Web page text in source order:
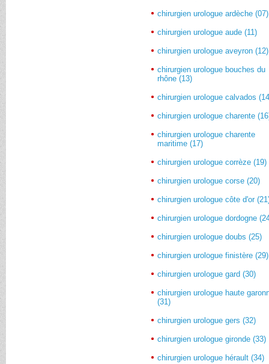
chirurgien urologue ardèche (07)
chirurgien urologue aude (11)
chirurgien urologue aveyron (12)
chirurgien urologue bouches du
rhône (13)
chirurgien urologue calvados
chirurgien urologue charente
chirurgien urologue charente
maritime (17)
chirurgien urologue corrèze (19)
chirurgien urologue corse (20)
chirurgien urologue côte d'or
chirurgien urologue dordogne
chirurgien urologue doubs (25)
chirurgien urologue finistère (29)
chirurgien urologue gard (30)
chirurgien urologue haute
(31)
chirurgien urologue gers (32)
chirurgien urologue gironde (33)
chirurgien urologue hérault (34)